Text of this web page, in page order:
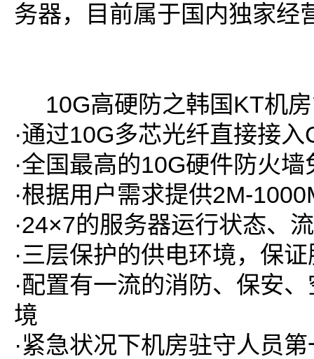
务器，目前属于国内独家经
10G高硬防之韩国KT机
·通过10G多芯光纤直接接
·全国最高的10G硬件防火墙
·根据用户需求提供2M-
·24×7的服务器运行状态、
·三层保护的供电环境，保
·配置有一流的消防、保安
境
·紧急状况下机房驻守人员